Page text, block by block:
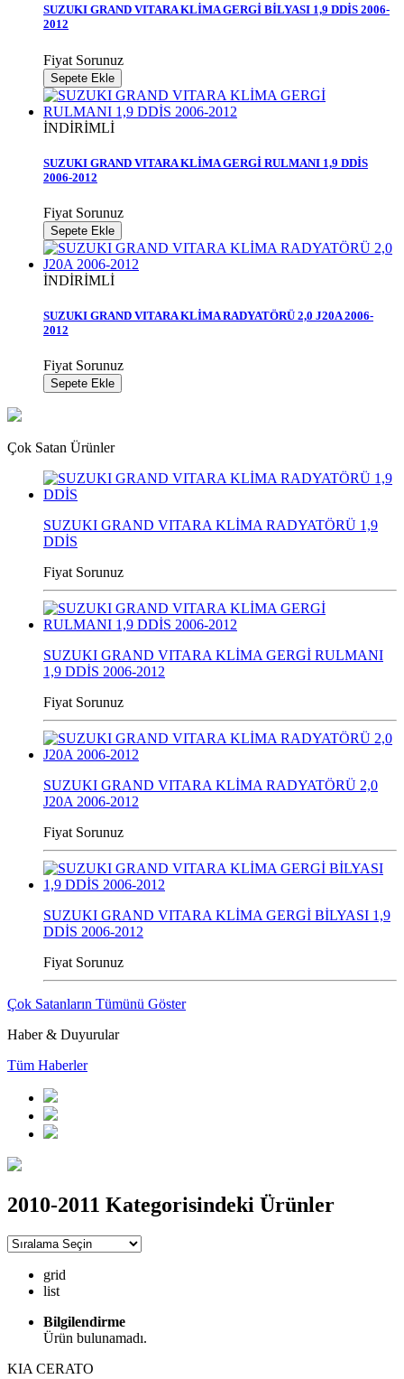
SUZUKI GRAND VITARA KLİMA GERGİ BİLYASI 1,9 DDİS 2006-
2012
Fiyat Sorunuz
Sepete Ekle
İNDİRİMLİ
SUZUKI GRAND VITARA KLİMA GERGİ RULMANI 1,9 DDİS
2006-2012
Fiyat Sorunuz
Sepete Ekle
İNDİRİMLİ
SUZUKI GRAND VITARA KLİMA RADYATÖRÜ 2,0 J20A 2006-
2012
Fiyat Sorunuz
Sepete Ekle
Çok Satan Ürünler
SUZUKI GRAND VITARA KLİMA RADYATÖRÜ 1,9
DDİS
Fiyat Sorunuz
SUZUKI GRAND VITARA KLİMA GERGİ RULMANI
1,9 DDİS 2006-2012
Fiyat Sorunuz
SUZUKI GRAND VITARA KLİMA RADYATÖRÜ 2,0
J20A 2006-2012
Fiyat Sorunuz
SUZUKI GRAND VITARA KLİMA GERGİ BİLYASI 1,9
DDİS 2006-2012
Fiyat Sorunuz
Çok Satanların Tümünü Göster
Haber & Duyurular
Tüm Haberler
2010-2011 Kategorisindeki Ürünler
grid
list
Bilgilendirme
Ürün bulunamadı.
KIA CERATO